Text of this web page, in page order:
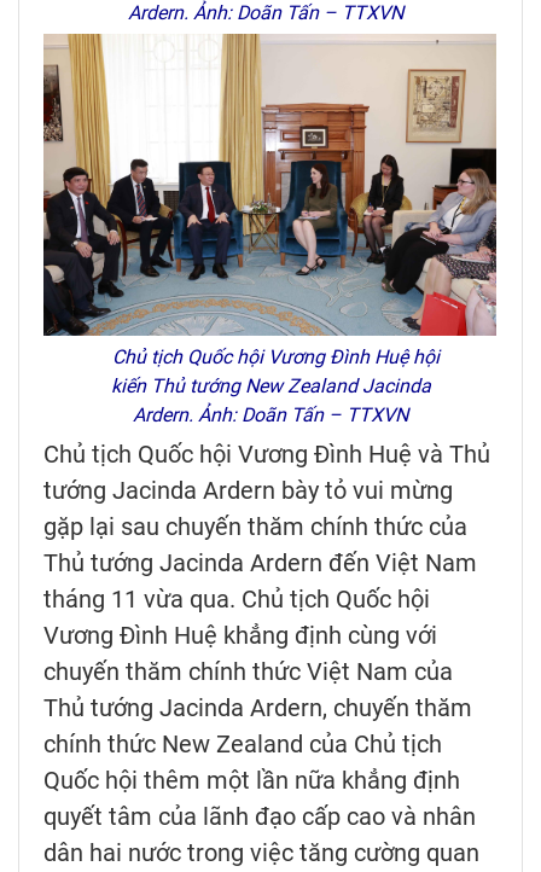
Ardern. Ảnh: Doãn Tấn – TTXVN
Chủ tịch Quốc hội Vương Đình Huệ hội
kiến Thủ tướng New Zealand Jacinda
Ardern. Ảnh: Doãn Tấn – TTXVN
Chủ tịch Quốc hội Vương Đình Huệ và Thủ
tướng Jacinda Ardern bày tỏ vui mừng
gặp lại sau chuyến thăm chính thức của
Thủ tướng Jacinda Ardern đến Việt Nam
tháng 11 vừa qua. Chủ tịch Quốc hội
Vương Đình Huệ khẳng định cùng với
chuyến thăm chính thức Việt Nam của
Thủ tướng Jacinda Ardern, chuyến thăm
chính thức New Zealand của Chủ tịch
Quốc hội thêm một lần nữa khẳng định
quyết tâm của lãnh đạo cấp cao và nhân
dân hai nước trong việc tăng cường quan